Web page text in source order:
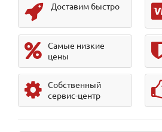
Доставим быстро
Самые низкие
цены
Собственный
сервис-центр